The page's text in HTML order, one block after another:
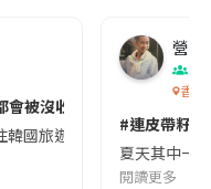
被沒收😱出發前切記檢查
韓國旅遊的民眾，近期要
營養
香港
#連皮帶籽
夏天其中一
閱讀更多